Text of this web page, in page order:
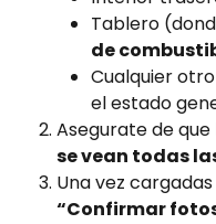
Tablero
de
Cualquier
el estado
Asegurate de
se vean todas
Una vez
“Confirmar